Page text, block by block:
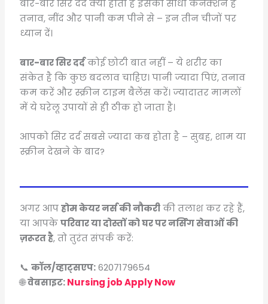
बार-बार सिर दर्द क्यों होता है इसका सीधा कनेक्शन है
तनाव, नींद और पानी कम पीने से – इन तीन चीजों पर
ध्यान दें।
बार-बार सिर दर्दकोई छोटी बात नहीं – ये शरीर का
संकेत है कि कुछ बदलाव चाहिए। पानी ज्यादा पिएं, तनाव
कम करें और स्क्रीन टाइम बैलेंस करें। ज्यादातर मामलों
में ये घरेलू उपायों से ही ठीक हो जाता है।
आपको सिर दर्द सबसे ज्यादा कब होता है – सुबह, शाम या
स्क्रीन देखने के बाद?
अगर आपहोम केयर नर्स की नौकरीकी तलाश कर रहे हैं,
या आपकेपरिवार या दोस्तों को घर पर नर्सिंग सेवाओं की
ज़रूरत है, तो तुरंत संपर्क करें:
📞कॉल/व्हाट्सएप:6207179654
🌐वेबसाइट:Nursing job Apply Now